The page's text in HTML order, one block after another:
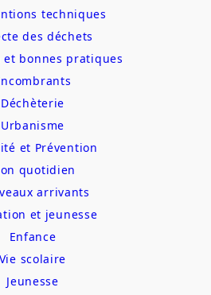
techniques
des déchets
bonnes pratiques
Déchèterie
Urbanisme
et Prévention
quotidien
arrivants
et jeunesse
Enfance
Vie scolaire
Jeunesse